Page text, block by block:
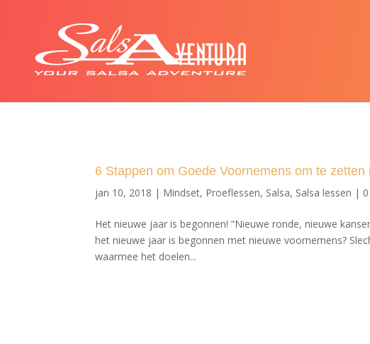
6 Stappen om Goede Voornemens om te zetten
jan 10, 2018 | Mindset, Proeflessen, Salsa, Salsa lessen |
Het nieuwe jaar is begonnen! “Nieuwe ronde, nieuwe
het nieuwe jaar is begonnen met nieuwe voornemens?
waarmee het doelen...